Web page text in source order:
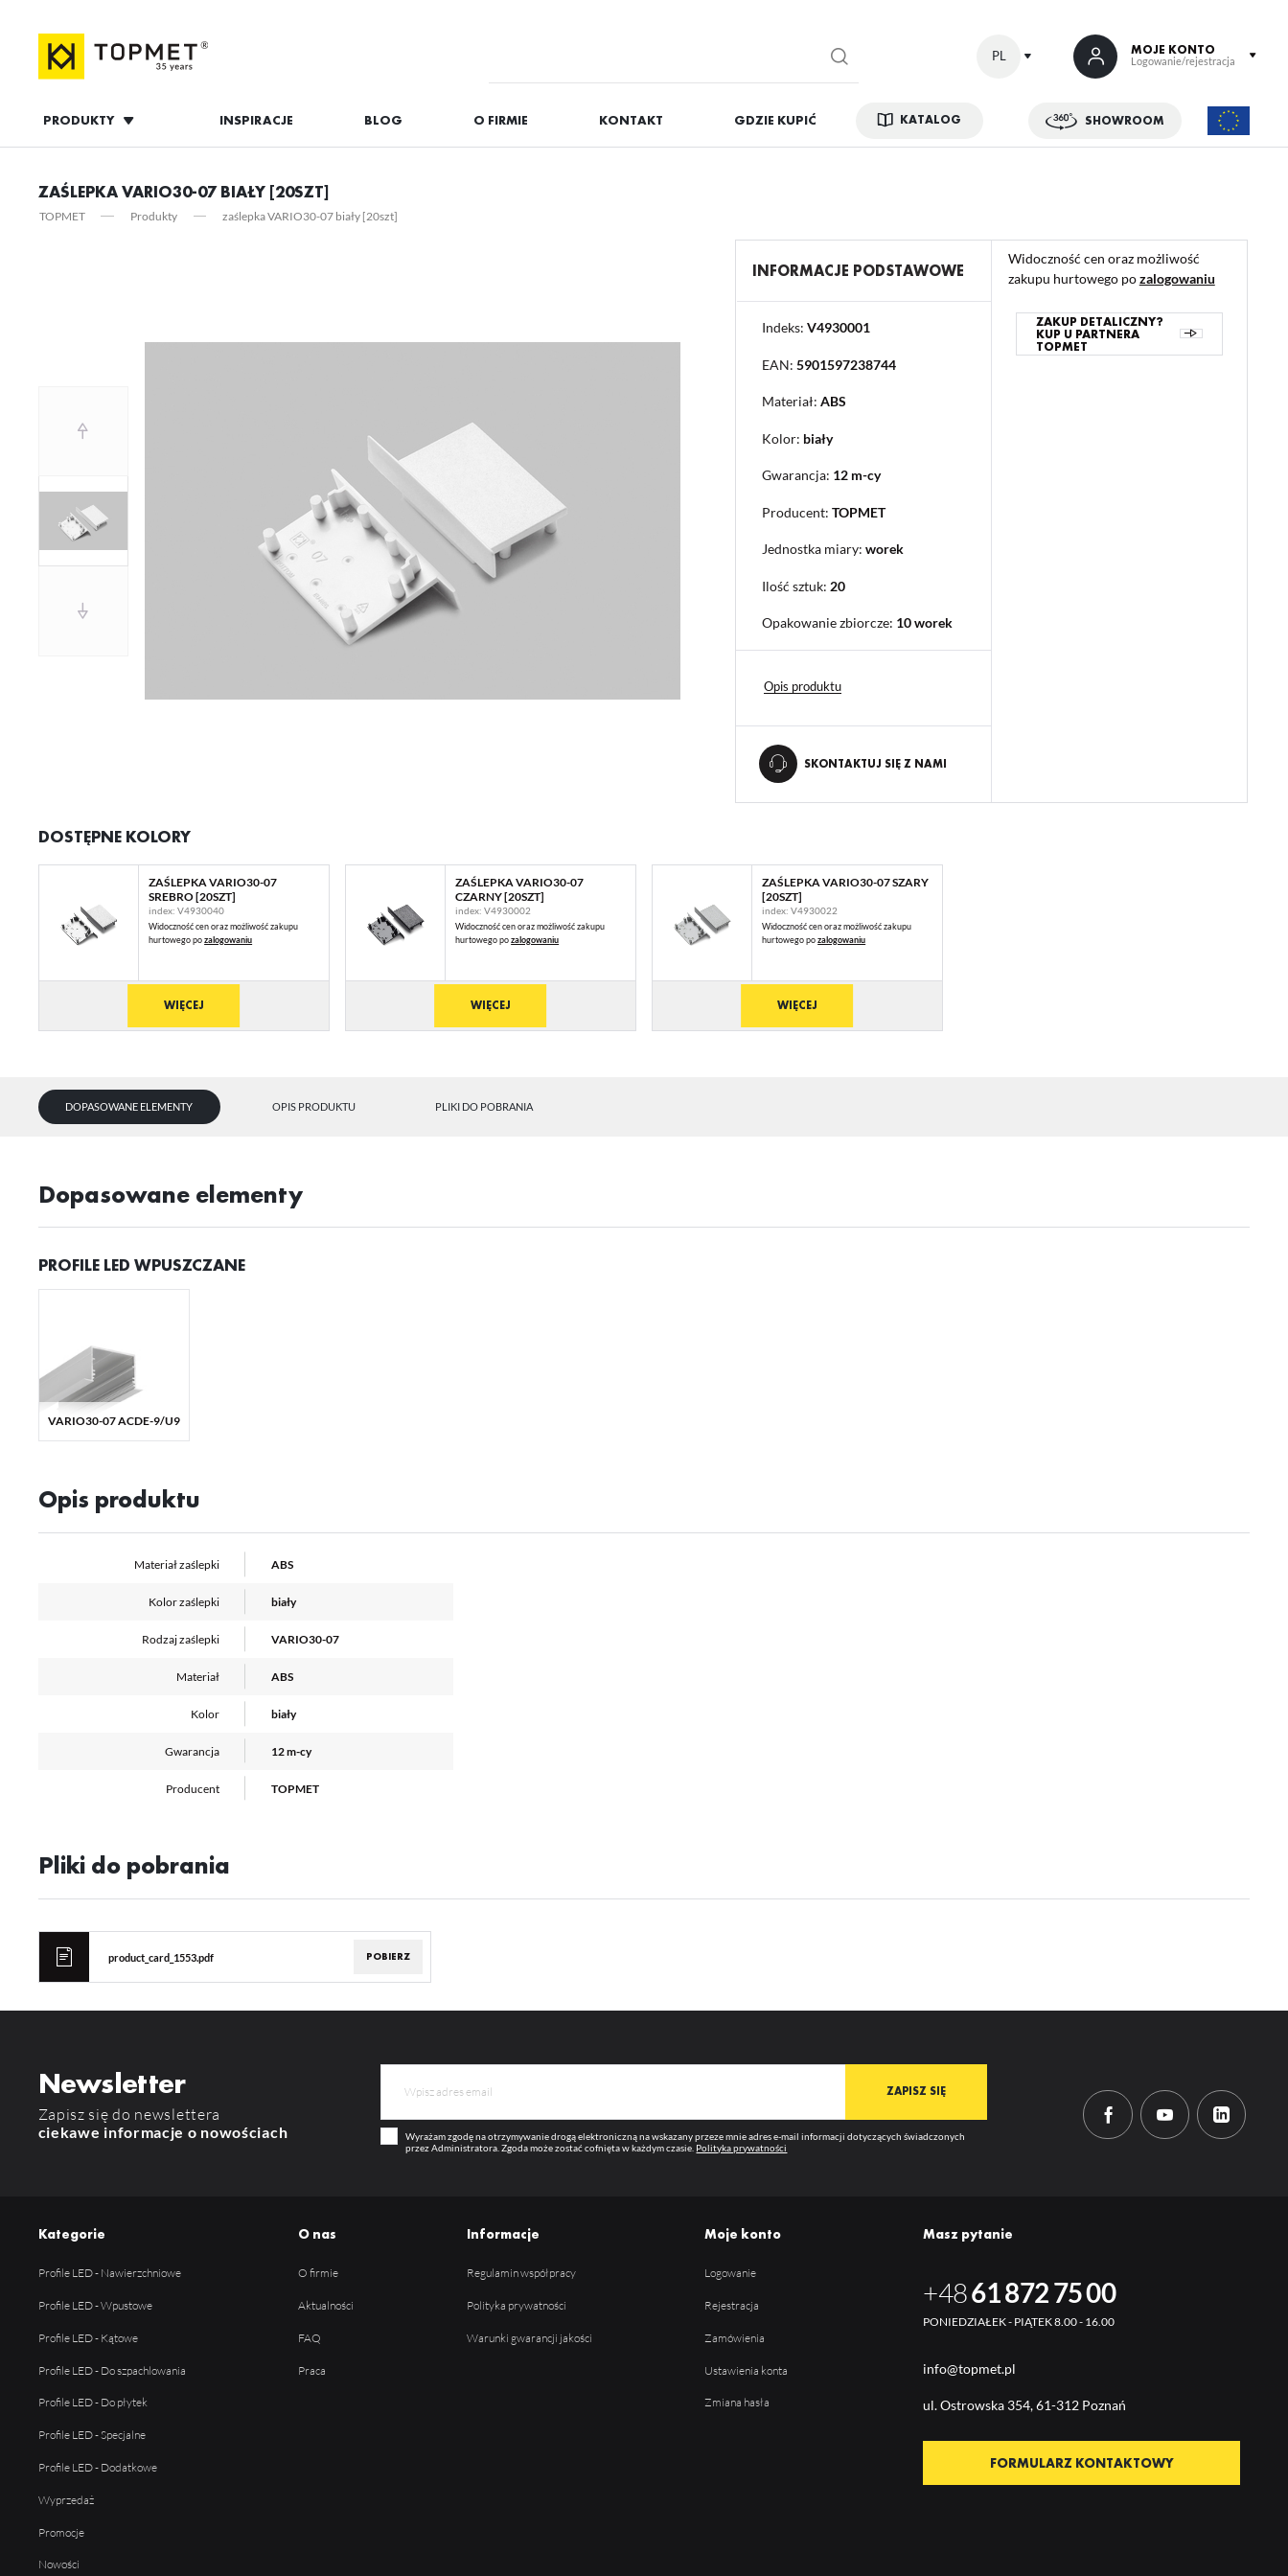
PL MOJE KONTO
Logowanie/rejestracja
PRODUKTY INSPIRACJE BLOG O FIRMIE KONTAKT GDZIE KUPIĆ KATALOG SHOWROOM
brak konieczności wprowadzania swoich danych przy kolejnych zakupach
możliwość otrzymania rabatów i kuponów promocyjnych
ZAŚLEPKA VARIO30-07 BIAŁY [20SZT]
TOPMET Produkty zaślepka VARIO30-07 biały [20szt]
INFORMACJE PODSTAWOWE
Indeks: V4930001
EAN: 5901597238744
Materiał: ABS
Kolor: biały
Gwarancja: 12 m-cy
Producent: TOPMET
Jednostka miary: worek
Ilość sztuk: 20
Opakowanie zbiorcze: 10 worek
Opis produktu
SKONTAKTUJ SIĘ Z NAMI
Widoczność cen oraz możliwość
zakupu hurtowego pozalogowaniu
ZAKUP DETALICZNY?
KUP U PARTNERA
TOPMET
DOSTĘPNE KOLORY
ZAŚLEPKA VARIO30-07
SREBRO [20SZT]
index: V4930040
Widoczność cen oraz możliwość zakupu
hurtowego pozalogowaniu
WIĘCEJ
ZAŚLEPKA VARIO30-07
CZARNY [20SZT]
index: V4930002
Widoczność cen oraz możliwość zakupu
hurtowego pozalogowaniu
WIĘCEJ
ZAŚLEPKA VARIO30-07 SZARY
[20SZT]
index: V4930022
Widoczność cen oraz możliwość zakupu
hurtowego pozalogowaniu
WIĘCEJ
DOPASOWANE ELEMENTY OPIS PRODUKTU PLIKI DO POBRANIA
Dopasowane elementy
PROFILE LED WPUSZCZANE
VARIO30-07 ACDE-9/U9
Opis produktu
Materiał zaślepki ABS
Kolor zaślepki biały
Rodzaj zaślepki VARIO30-07
Materiał ABS
Kolor biały
Gwarancja 12 m-cy
Producent TOPMET
Pliki do pobrania
product_card_1553.pdf POBIERZ
Newsletter
Zapisz się do newslettera
ciekawe informacje o nowościach
Wyrażam zgodę na otrzymywanie drogą elektroniczną na wskazany przeze mnie adres e-mail informacji dotyczących świadczonych
przez Administratora. Zgoda może zostać cofnięta w każdym czasie. Polityka prywatności
Kategorie
Profile LED - Nawierzchniowe
Profile LED - Wpustowe
Profile LED - Kątowe
Profile LED - Do szpachlowania
Profile LED - Do płytek
Profile LED - Specjalne
Profile LED - Dodatkowe
Wyprzedaż
Promocje
Nowości
O nas
O firmie
Aktualności
FAQ
Praca
Informacje
Regulamin współpracy
Polityka prywatności
Warunki gwarancji jakości
Moje konto
Logowanie
Rejestracja
Zamówienia
Ustawienia konta
Zmiana hasła
Masz pytanie
+4861 872 75 00
PONIEDZIAŁEK - PIĄTEK 8.00 - 16.00
info@topmet.pl
ul. Ostrowska 354, 61-312 Poznań
FORMULARZ KONTAKTOWY